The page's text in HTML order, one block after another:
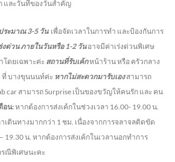
และวันที่ของวันสำคัญ
ระมาณ3-5 วัน เพื่อจัดเวลาในการทำ และป้องกันการ
งด่วนภายในวันหรือ 1-2 วัน อาจมีค่าเร่งด่วนพิเศษ
โดยเฉพาะค่ะ สถานที่รับเค้กหน้าร้าน หรือ ครัวกลาง
ที่ บางขุนนนท์ค่ะ หากไม่สะดวกมารับเองสามารถ
car สามารถ Surprise เป็นของขวัญให้คนรัก และ คน
อน:หากต้องการส่งเค้กในช่วงเวลา 16.00- 19.00 น.
เดินทางมากกว่า 1 ชม. เนื่องจากการจลาจลติดขัด
19.30 น. หากต้องการส่งเค้กในเวลานอกทำการ
รณีพิเศษนะคะ